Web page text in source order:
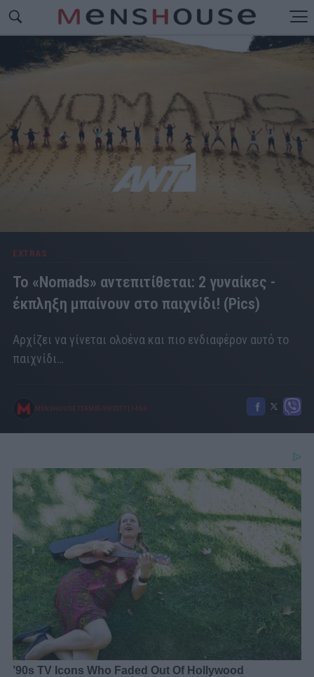
EXTRAS
Το «Nomads» αντεπιτίθεται: 2 γυναίκες -
έκπληξη μπαίνουν στο παιχνίδι! (Pics)
Αρχίζει να γίνεται ολοένα και πιο ενδιαφέρον αυτό το
παιχνίδι…
MENSHOUSE TEAM 05/09/2017 14:50